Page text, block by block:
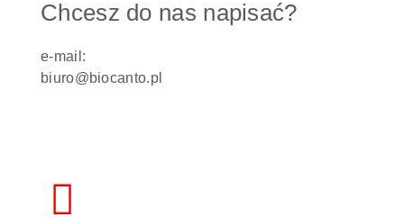
Chcesz do nas napisać?
e-mail:
biuro@biocanto.pl